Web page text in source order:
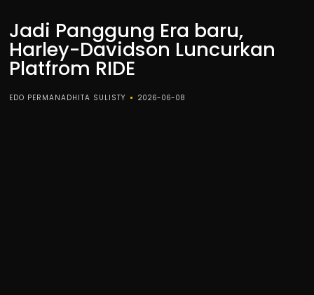
Jadi Panggung Era baru,
Harley-Davidson Luncurkan
Platfrom RIDE
EDO PERMANADHITA SULISTY 2026-06-08